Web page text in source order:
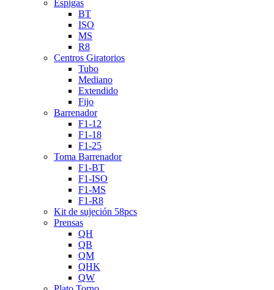
Espigas
BT
ISO
MS
R8
Centros Giratorios
Tubo
Mediano
Extendido
Fijo
Barrenador
F1-12
F1-18
F1-25
Toma Barrenador
F1-BT
F1-ISO
F1-MS
F1-R8
Kit de sujeción 58pcs
Prensas
QH
QB
QM
QHK
QW